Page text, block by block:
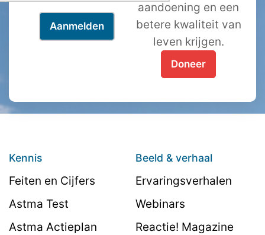
aandoening en een
betere kwaliteit van
leven krijgen.
Doneer
Kennis
Feiten en Cijfers
Astma Test
Astma Actieplan
Beeld & verhaal
Ervaringsverhalen
Webinars
Reactie! Magazine